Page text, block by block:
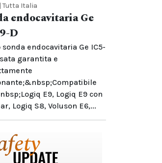
Tutta Italia
endocavitaria Ge
D
sonda endocavitaria Ge IC5-
garantita e
E9, Logiq E9 con
Logiq S8, Voluson E6,...